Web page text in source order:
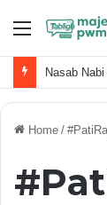
Menu
Home /